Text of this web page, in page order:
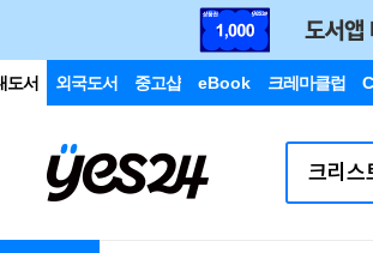
도서 외국도서 중고샵 eBook 크레마클럽